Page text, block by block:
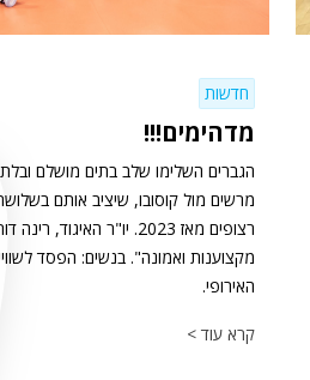
חדשות
מדהימים!!!
הגברים השלימו שלב בתים מושלם
מרשים מול קוסובו, שיציב אותם
רצופים מאז 2023. יו"ר
מקצוענות ואמונה". בנשים: הפסד
האירופי.
קרא עוד >